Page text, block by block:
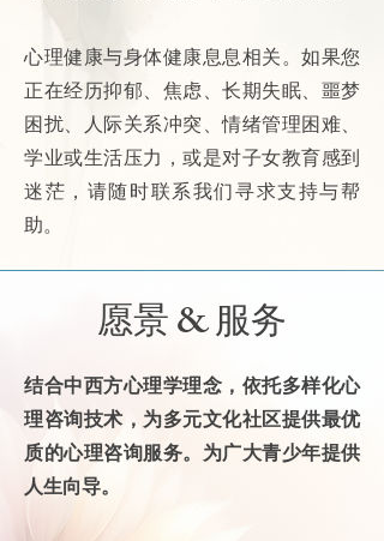
心理健康与身体健康息息相关。如果您
正在经历抑郁、焦虑、长期失眠、噩梦
困扰、人际关系冲突、情绪管理困难、
学业或生活压力，或是对子女教育感到
迷茫，请随时联系我们寻求支持与帮
助。
愿景 & 服务
结合中西方心理学理念，依托多样化心
理咨询技术，为多元文化社区提供最优
质的心理咨询服务。为广大青少年提供
人生向导。